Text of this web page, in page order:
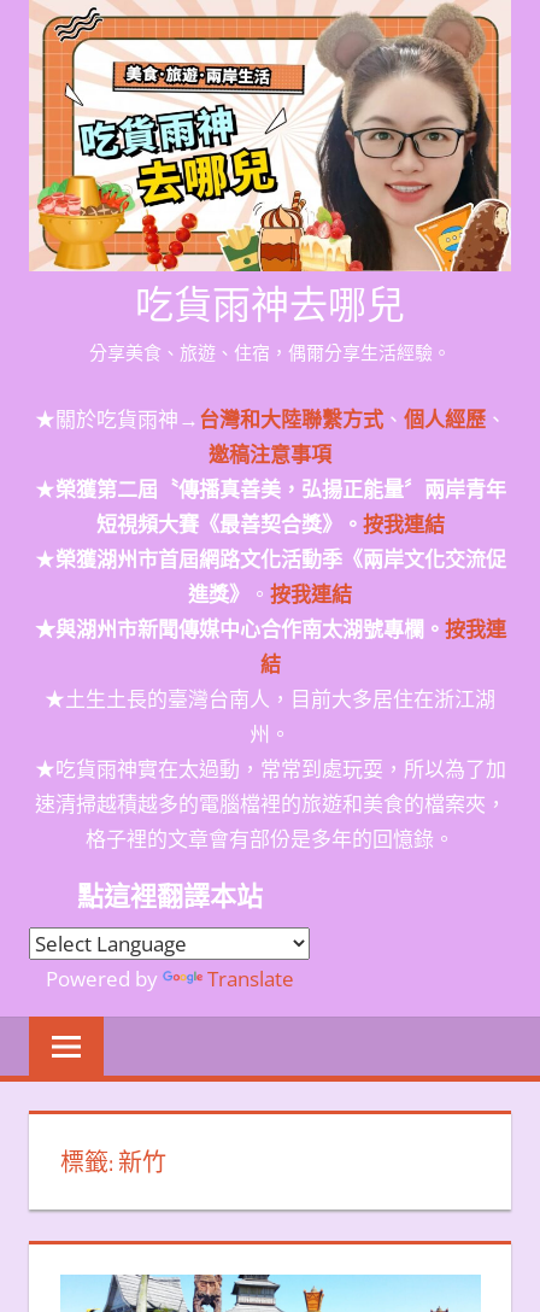
Skip
content
吃貨雨神去哪兒
分享美食、旅遊、住宿，偶爾分享生活經驗。
★關於吃貨雨神→台灣和大陸聯繫方式、 個人經歷、
邀稿注意事項
★榮獲第二屆〝傳播真善美，弘揚正能量〞兩岸青年
短視頻大賽《最善契合獎》。 按我連結
★榮獲湖州市首屆網路文化活動季《兩岸文化交流促
進獎》
。 按我連結
★與湖州市新聞傳媒中心合作南太湖號專欄。 按我連
結
★土生土長的臺灣台南人，目前大多居住在浙江湖
州。
★吃貨雨神實在太過動，常常到處玩耍，所以為了加
速清掃越積越多的電腦檔裡的旅遊和美食的檔案夾，
格子裡的文章會有部份是多年的回憶錄。
點這裡翻譯本站
Powered by Translate
標籤:新竹